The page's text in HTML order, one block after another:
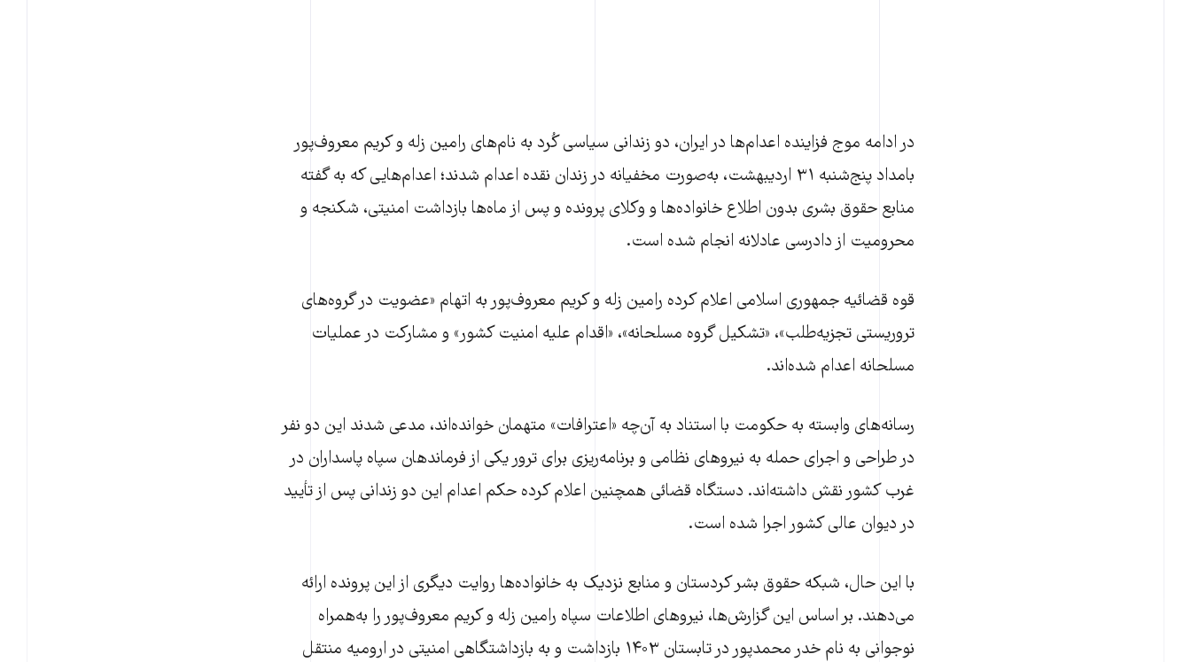
در ادامه موج فزاینده اعدام‌ها در ایران، دو زندانی سیاسی کُرد به نام‌های رامین زله و کریم معروف‌پور
بامداد پنج‌شنبه ۳۱ اردیبهشت، به‌صورت مخفیانه در زندان نقده اعدام شدند؛ اعدام‌هایی که به گفته
منابع حقوق بشری بدون اطلاع خانواده‌ها و وکلای پرونده و پس از ماه‌ها بازداشت امنیتی، شکنجه و
محرومیت از دادرسی عادلانه انجام شده است.
قوه قضائیه جمهوری اسلامی اعلام کرده رامین زله و کریم معروف‌پور به اتهام «عضویت در گروه‌های
تروریستی تجزیه‌طلب»، «تشکیل گروه مسلحانه»، «اقدام علیه امنیت کشور» و مشارکت در عملیات
مسلحانه اعدام شده‌اند.
رسانه‌های وابسته به حکومت با استناد به آن‌چه «اعترافات» متهمان خوانده‌اند، مدعی شدند این دو نفر
در طراحی و اجرای حمله به نیروهای نظامی و برنامه‌ریزی برای ترور یکی از فرماندهان سپاه پاسداران در
غرب کشور نقش داشته‌اند. دستگاه قضائی همچنین اعلام کرده حکم اعدام این دو زندانی پس از تأیید
در دیوان عالی کشور اجرا شده است.
با این حال، شبکه حقوق بشر کردستان و منابع نزدیک به خانواده‌ها روایت دیگری از این پرونده ارائه
می‌دهند. بر اساس این گزارش‌ها، نیروهای اطلاعات سپاه رامین زله و کریم معروف‌پور را به‌همراه
نوجوانی به نام خدر محمدپور در تابستان ۱۴۰۳ بازداشت و به بازداشتگاهی امنیتی در ارومیه منتقل